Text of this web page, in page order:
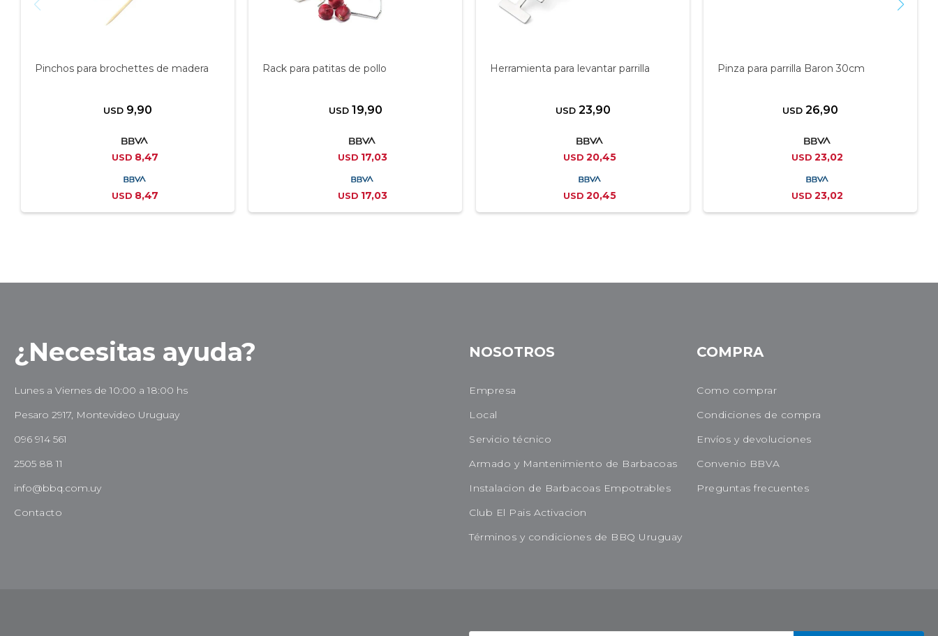
Pinchos para brochettes de madera
USD 9,90
USD 8,47
USD 8,47
Rack para patitas de pollo
USD 19,90
USD 17,03
USD 17,03
Herramienta para levantar parrilla
USD 23,90
USD 20,45
USD 20,45
Pinza para parrilla Baron 30cm
USD 26,90
USD 23,02
USD 23,02
¿Necesitas ayuda?
Lunes a Viernes de 10:00 a 18:00 hs
Pesaro 2917, Montevideo Uruguay
096 914 561
2505 88 11
info@bbq.com.uy
Contacto
NOSOTROS
Empresa
Local
Servicio técnico
Armado y Mantenimiento de Barbacoas
Instalacion de Barbacoas Empotrables
Club El Pais Activacion
Términos y condiciones de BBQ Uruguay
COMPRA
Como comprar
Condiciones de compra
Envíos y devoluciones
Convenio BBVA
Preguntas frecuentes